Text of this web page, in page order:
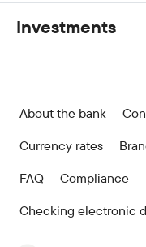
Investments
About the bank
Currency rates
FAQ
Compliance
Checking electronic